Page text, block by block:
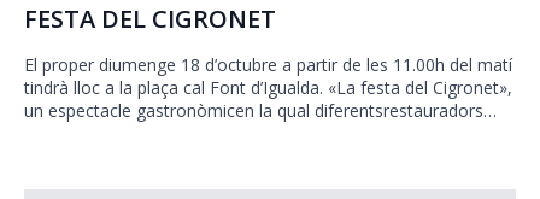
FESTA DEL CIGRONET
El proper diumenge 18 d’octubre a partir de les 11.00h del matí
tindrà lloc a la plaça cal Font d’Igualda. «La festa del Cigronet»,
un espectacle gastronòmicen la qual diferentsrestauradors…